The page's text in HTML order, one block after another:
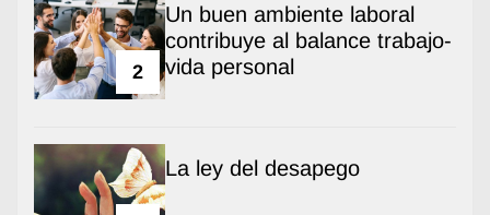
2
Un buen ambiente laboral
contribuye al balance trabajo-
vida personal
La ley del desapego